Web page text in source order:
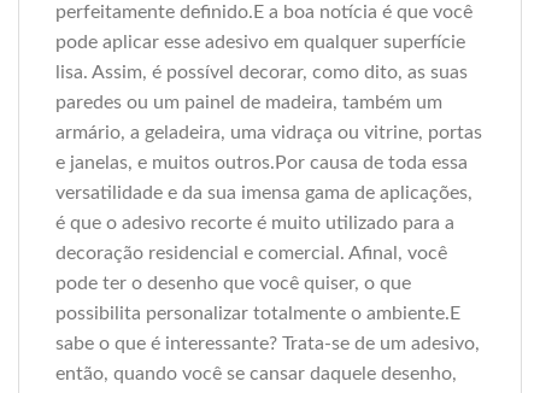
perfeitamente definido.E a boa notícia é que você
pode aplicar esse adesivo em qualquer superfície
lisa. Assim, é possível decorar, como dito, as suas
paredes ou um painel de madeira, também um
armário, a geladeira, uma vidraça ou vitrine, portas
e janelas, e muitos outros.Por causa de toda essa
versatilidade e da sua imensa gama de aplicações,
é que o adesivo recorte é muito utilizado para a
decoração residencial e comercial. Afinal, você
pode ter o desenho que você quiser, o que
possibilita personalizar totalmente o ambiente.E
sabe o que é interessante? Trata-se de um adesivo,
então, quando você se cansar daquele desenho,